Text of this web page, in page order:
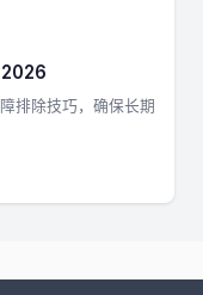
2026
排除技巧，确保长期